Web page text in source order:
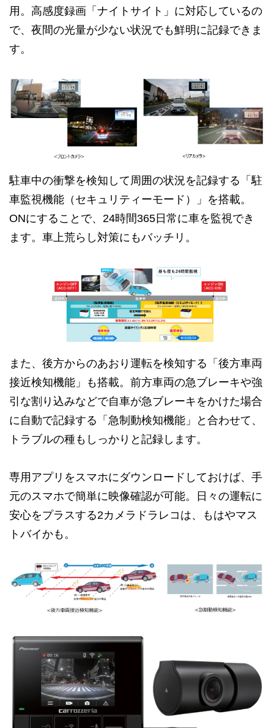
用。高感度録画「ナイトサイト」に対応しているの
で、夜間の光量が少ない状況でも鮮明に記録できま
す。
駐車中の衝撃を検知して周囲の状況を記録する「駐
車監視機能（セキュリティーモード）」を搭載。
ONにすることで、24時間365日常に車を監視でき
ます。車上荒らし対策にもバッチリ。
また、後方からのあおり運転を検知する「後方車両
接近検知機能」も搭載。前方車両の急ブレーキや強
引な割り込みなどで自車が急ブレーキをかけた場合
に自動で記録する「急制動検知機能」と合わせて、
トラブルの種もしっかりと記録します。
専用アプリをスマホにダウンロードしておけば、手
元のスマホで簡単に映像確認が可能。日々の運転に
安心をプラスする2カメラドラレコは、もはやマス
トバイかも。